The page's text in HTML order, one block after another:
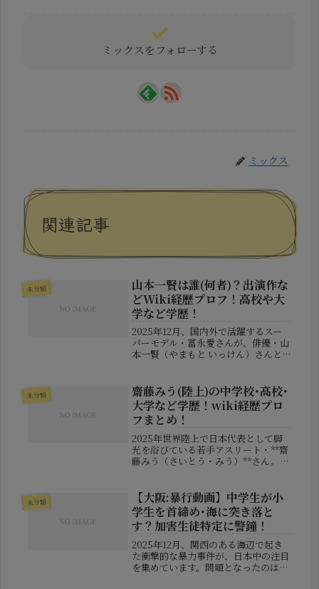
ミックスをフォローする
ミックス
関連記事
未分類
山本一賢は誰(何者)？出演作な
どWiki経歴プロフ！高校や大
学など学歴！
2025年12月、国内外で活躍するスー
パーモデル・冨永愛さんが、俳優・山
本一賢（やまもと いっけん）さんと
た。「誰？」「何者なの？」という声
も多数上がった山本さんですが、実...
未分類
齋藤みう(陸上)の中学校･高校･
大学など学歴！wiki経歴プロ
フまとめ！
2025年世界陸上で日本代表として脚
光を浴びている若手アスリート・**齋
藤みう（さいとう・みう）**さん。女
スの実力を誇る存在として注目されて
います。本記事では、齋藤みう...
未分類
【大阪:暴行動画】中学生が小
学生を首締め･海に突き落と
す？加害生徒特定に警鐘！
2025年12月、関西のある海辺で起き
た衝撃的な暴力事件が、日本中の注目
を集めています。問題となったのは、